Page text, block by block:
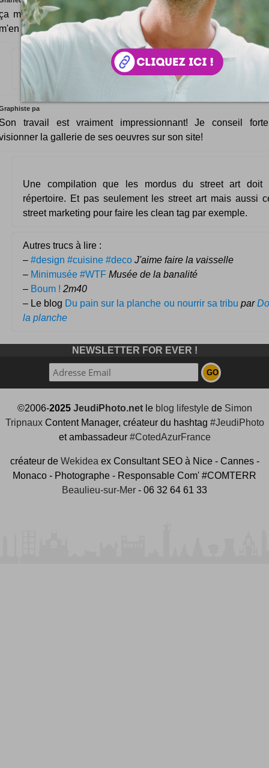
m'a l'air appétissant... Surtout signé de MadC, une
vais le feuilleter de suite
Il est terrible!!! beaucoup de styles différents et agréable
pa
travail est vraiment impressionnant! Je conseil
la gallerie de ses oeuvres sur son site!
Une compilation que les mordus du street art doit
répertoire. Et pas seulement les street art mais aussi
street marketing pour faire les clean tag par exemple.
Autres trucs à lire :
– #design #cuisine #deco J'aime faire la vaisselle
– Minimusée #WTF Musée de la banalité
– Boum ! 2m40
– Le blog Du pain sur la planche ou nourrir sa tribu par
la planche
NEWSLETTER FOR EVER !
©2006-2025 JeudiPhoto.netle blog lifestylede Simon
TripnauxContent Manager, créateur du hashtag #JeudiPhoto
et ambassadeur #CotedAzurFrance
créateur de Wekidea ex Consultant SEO à Nice - Cannes -
Monaco - Photographe - Responsable Com' #COMTERR
Beaulieu-sur-Mer - 06 32 64 61 33